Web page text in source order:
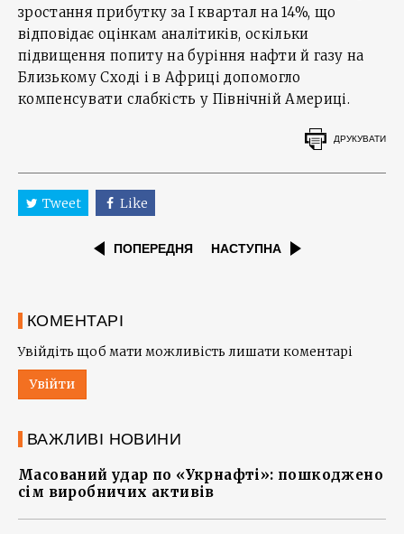
зростання прибутку за І квартал на 14%, що
відповідає оцінкам аналітиків, оскільки
підвищення попиту на буріння нафти й газу на
Близькому Сході і в Африці допомогло
компенсувати слабкість у Північній Америці.
ДРУКУВАТИ
Tweet Like
ПОПЕРЕДНЯ НАСТУПНА
КОМЕНТАРІ
Увійдіть щоб мати можливість лишати коментарі
Увійти
ВАЖЛИВІ НОВИНИ
Масований удар по «Укрнафті»: пошкоджено
сім виробничих активів